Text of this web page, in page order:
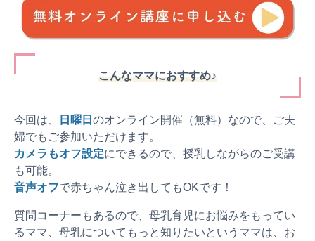
こんなママにおすすめ♪
今回は、 日曜日 のオンライン開催（無料）なので、ご夫
婦でもご参加いただけます。
カメラもオフ設定にできるので、授乳しながらのご受講
も可能。
音声オフで赤ちゃん泣き出してもOKです！
質問コーナーもあるので、母乳育児にお悩みをもってい
るママ、母乳についてもっと知りたいというママは、お